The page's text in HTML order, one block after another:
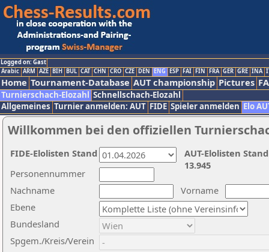
Logged on: Gast
Arabic ARM AZE BIH BUL CAT CHN CRO CZE DEN ENG ESP FAI FIN FRA GER GRE INA
Home Tournament-Database AUT championship Pictures
Turnierschach-Elozahl Schnellschach-Elozahl
Allgemeines Turnier anmelden: AUT FIDE Spieler anmelden Elo
Willkommen bei den offiziellen
Nachname
Vorname
Ebene
Personennummer
Bundesland
Spgem./Kreis/Verein
AUT-Elolisten
13.945
FIDE-Elolisten Stand